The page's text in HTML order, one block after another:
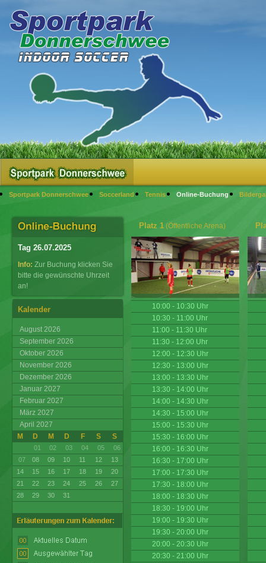
Sportpark Donnerschwee Soccerland Tennis Online-Buchung
Tag 26.07.2025
Info: Zur Buchung klicken Sie
bitte die gewünschte Uhrzeit
an!
Kalender
August 2026
September 2026
Oktober 2026
November 2026
Dezember 2026
Januar 2027
Februar 2027
März 2027
April 2027
M
D M D F S S
01 02 03 04 05
06
07
08 09 10 11 12
13
14
15 16 17 18 19
20
21
22 23 24 25 26
27
28
29 30 31
Platz 1 (Öffentliche Arena)
10:00 - 10:30 Uhr
10:30 - 11:00 Uhr
11:00 - 11:30 Uhr
11:30 - 12:00 Uhr
12:00 - 12:30 Uhr
12:30 - 13:00 Uhr
13:00 - 13:30 Uhr
13:30 - 14:00 Uhr
14:00 - 14:30 Uhr
14:30 - 15:00 Uhr
15:00 - 15:30 Uhr
15:30 - 16:00 Uhr
16:00 - 16:30 Uhr
16:30 - 17:00 Uhr
17:00 - 17:30 Uhr
17:30 - 18:00 Uhr
18:00 - 18:30 Uhr
18:30 - 19:00 Uhr
19:00 - 19:30 Uhr
19:30 - 20:00 Uhr
20:00 - 20:30 Uhr
20:30 - 21:00 Uhr